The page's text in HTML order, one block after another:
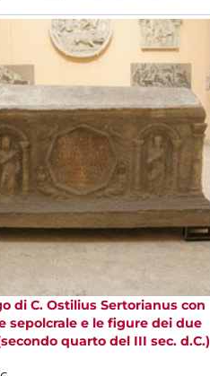
di C. Ostilius Sertorianus con
sepolcrale e le figure dei due
quarto del III sec. d.C.)